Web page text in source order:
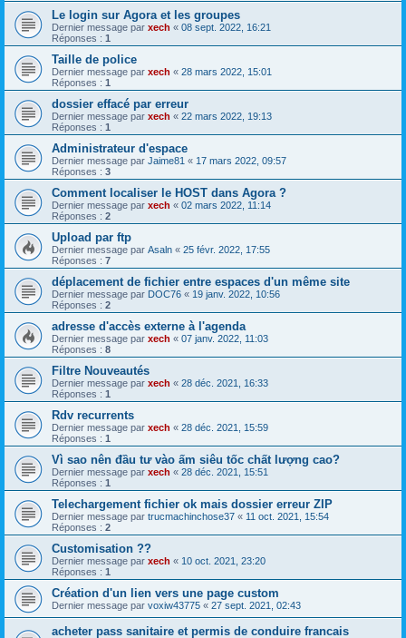
Le login sur Agora et les groupes
Dernier message par xech « 08 sept. 2022, 16:21
Réponses : 1
Taille de police
Dernier message par xech « 28 mars 2022, 15:01
Réponses : 1
dossier effacé par erreur
Dernier message par xech « 22 mars 2022, 19:13
Réponses : 1
Administrateur d'espace
Dernier message par Jaime81 « 17 mars 2022, 09:57
Réponses : 3
Comment localiser le HOST dans Agora ?
Dernier message par xech « 02 mars 2022, 11:14
Réponses : 2
Upload par ftp
Dernier message par Asaln « 25 févr. 2022, 17:55
Réponses : 7
déplacement de fichier entre espaces d'un même site
Dernier message par DOC76 « 19 janv. 2022, 10:56
Réponses : 2
adresse d'accès externe à l'agenda
Dernier message par xech « 07 janv. 2022, 11:03
Réponses : 8
Filtre Nouveautés
Dernier message par xech « 28 déc. 2021, 16:33
Réponses : 1
Rdv recurrents
Dernier message par xech « 28 déc. 2021, 15:59
Réponses : 1
Vì sao nên đầu tư vào ấm siêu tốc chất lượng cao?
Dernier message par xech « 28 déc. 2021, 15:51
Réponses : 1
Telechargement fichier ok mais dossier erreur ZIP
Dernier message par trucmachinchose37 « 11 oct. 2021, 15:54
Réponses : 2
Customisation ??
Dernier message par xech « 10 oct. 2021, 23:20
Réponses : 1
Création d'un lien vers une page custom
Dernier message par voxiw43775 « 27 sept. 2021, 02:43
acheter pass sanitaire et permis de conduire francais